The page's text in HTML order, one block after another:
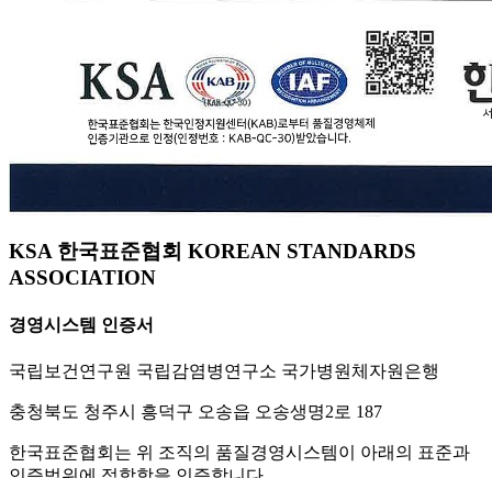
KSA 한국표준협회 KOREAN STANDARDS
ASSOCIATION
경영시스템 인증서
국립보건연구원 국립감염병연구소 국가병원체자원은행
충청북도 청주시 흥덕구 오송읍 오송생명2로 187
한국표준협회는 위 조직의 품질경영시스템이 아래의 표준과